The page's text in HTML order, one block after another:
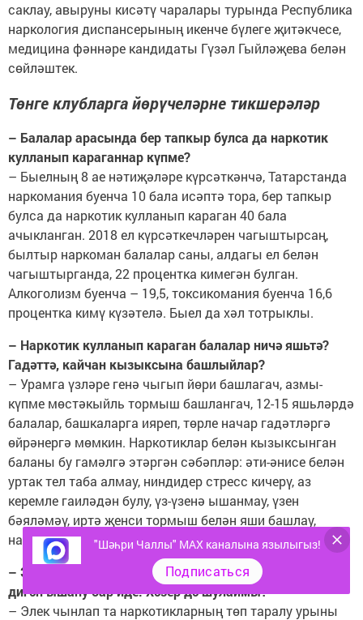
саклау, авыруны кисәтү чаралары турында Республика
наркология диспансерының икенче бүлеге җитәкчесе,
медицина фәннәре кандидаты Гүзәл Гыйләҗева белән
сөйләштек.
Төнге клубларга йөрүчеләрне тикшерәләр
– Балалар арасында бер тапкыр булса да наркотик
кулланып караганнар күпме?
– Быелның 8 ае нәтиҗәләре күрсәткәнчә, Татарстанда
наркомания буенча 10 бала исәптә тора, бер тапкыр
булса да наркотик кулланып караган 40 бала
ачыкланган. 2018 ел күрсәткечләрен чагыштырсаң,
былтыр наркоман балалар саны, алдагы ел белән
чагыштырганда, 22 процентка кимегән булган.
Алкоголизм буенча – 19,5, токсикомания буенча 16,6
процентка кимү күзәтелә. Быел да хәл тотрыклы.
– Наркотик кулланып караган балалар ничә яшьтә?
Гадәттә, кайчан кызыксына башлыйлар?
– Урамга үзләре генә чыгып йөри башлагач, азмы-
күпме мөстәкыйль тормыш башлангач, 12-15 яшьләрдә
балалар, башкаларга ияреп, төрле начар гадәтләргә
өйрәнергә мөмкин. Наркотиклар белән кызыксынган
баланы бу гамәлгә этәргән сәбәп­ләр: әти-әнисе белән
уртак тел таба алмау, ниндидер стресс кичерү, аз
керемле гаиләдән булу, үз-­үзенә ышанмау, үзен
бәяләмәү, иртә ­җенси тормыш белән яши башлау,
наркоманнар белән аралашу.
– Элек наркоманнар төнге клуб­ларда җыелып яталар
дигән ышану бар иде. Хәзер дә шулаймы?
– Элек чынлап та наркотикларның төп таралу урыны
"Шәһри Чаллы" MAX каналына язылыгыз!
Подписаться